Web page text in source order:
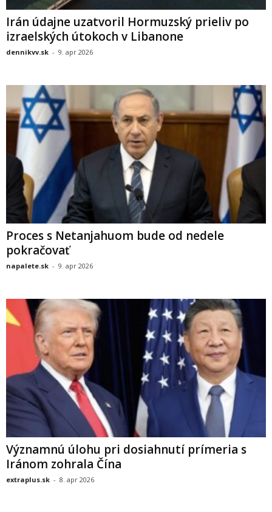
Irán údajne uzatvoril Hormuzský prieliv po
izraelských útokoch v Libanone
dennikvv.sk - 9. apr 2026
Proces s Netanjahuom bude od nedele
pokračovať
napalete.sk - 9. apr 2026
Významnú úlohu pri dosiahnutí prímeria s
Iránom zohrala Čína
extraplus.sk - 8. apr 2026